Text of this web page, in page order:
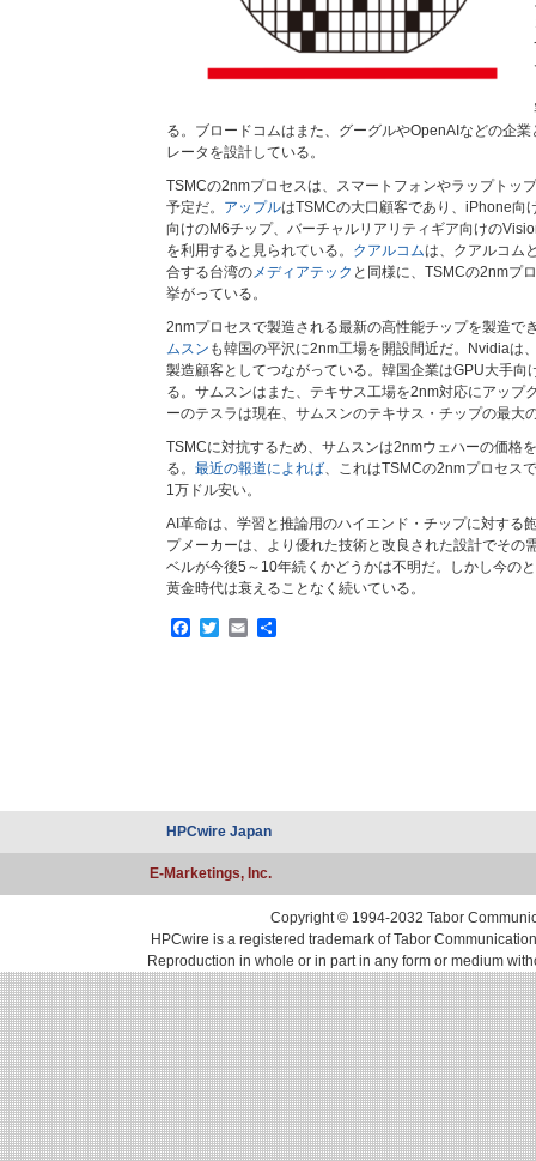
る。ブロードコムはまた、グーグルやOpenAIなどの企
レータを設計している。
TSMCの2nmプロセスは、スマートフォンやラップトッ
予定だ。 アップルはTSMCの大口顧客であり、iPhone向
向けのM6チップ、バーチャルリアリティギア向けの
を利用すると見られている。 クアルコムは、クアルコム
合する台湾のメディアテック と同様に、TSMCの2nmプ
挙がっている。
2nmプロセスで製造される最新の高性能チップを製造で
ムスン も韓国の平沢に2nm工場を開設間近だ。Nvidiaは
製造顧客としてつながっている。韓国企業はGPU大手向
る。サムスンはまた、テキサス工場を2nm対応にアップ
ーのテスラは現在、サムスンのテキサス・チップの最大
TSMCに対抗するため、サムスンは2nmウェハーの価格
る。 最近の報道によれば、これはTSMCの2nmプロセス
1万ドル安い。
AI革命は、学習と推論用のハイエンド・チップに対する
プメーカーは、より優れた技術と改良された設計でその
ベルが今後5～10年続くかどうかは不明だ。しかし今の
黄金時代は衰えることなく続いている。
Facebook
TwitterEmail
共
HPCwire Japan
E-Marketings, Inc.
Copyright © 1994-2032 Tabor
HPCwire is a registered trademark of Tabor
Reproduction in whole or in part in any form or medium